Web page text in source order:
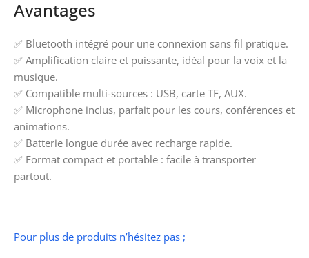
Avantages
✅ Bluetooth intégré pour une connexion sans fil pratique.
✅ Amplification claire et puissante, idéal pour la voix et la
musique.
✅ Compatible multi-sources : USB, carte TF, AUX.
✅ Microphone inclus, parfait pour les cours, conférences et
animations.
✅ Batterie longue durée avec recharge rapide.
✅ Format compact et portable : facile à transporter
partout.
Pour plus de produits n’hésitez pas ;